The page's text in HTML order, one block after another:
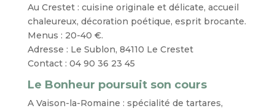
Au Crestet : cuisine originale et délicate, accueil
chaleureux, décoration poétique, esprit brocante.
Menus : 20-40 €.
Adresse : Le Sublon, 84110 Le Crestet
Contact : 04 90 36 23 45
Le Bonheur poursuit son cours
A Vaison-la-Romaine : spécialité de tartares,